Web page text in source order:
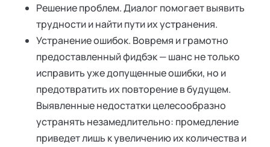
Решение проблем. Диалог помогает выявить
трудности и найти пути их устранения.
Устранение ошибок. Вовремя и грамотно
предоставленный фидбэк — шанс не только
исправить уже допущенные ошибки, но и
предотвратить их повторение в будущем.
Выявленные недостатки целесообразно
устранять незамедлительно: промедление
приведет лишь к увеличению их количества и